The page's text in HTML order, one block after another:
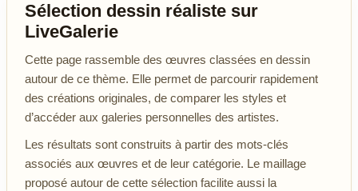
Sélection dessin réaliste sur
LiveGalerie
Cette page rassemble des œuvres classées en dessin
autour de ce thème. Elle permet de parcourir rapidement
des créations originales, de comparer les styles et
d’accéder aux galeries personnelles des artistes.
Les résultats sont construits à partir des mots-clés
associés aux œuvres et de leur catégorie. Le maillage
proposé autour de cette sélection facilite aussi la